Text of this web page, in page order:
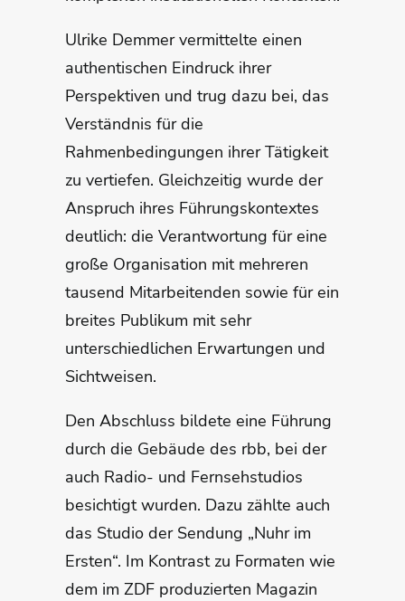
Ulrike Demmer vermittelte einen
authentischen Eindruck ihrer
Perspektiven und trug dazu bei, das
Verständnis für die
Rahmenbedingungen ihrer Tätigkeit
zu vertiefen. Gleichzeitig wurde der
Anspruch ihres Führungskontextes
deutlich: die Verantwortung für eine
große Organisation mit mehreren
tausend Mitarbeitenden sowie für ein
breites Publikum mit sehr
unterschiedlichen Erwartungen und
Sichtweisen.
Den Abschluss bildete eine Führung
durch die Gebäude des rbb, bei der
auch Radio- und Fernsehstudios
besichtigt wurden. Dazu zählte auch
das Studio der Sendung „Nuhr im
Ersten“. Im Kontrast zu Formaten wie
dem im ZDF produzierten Magazin